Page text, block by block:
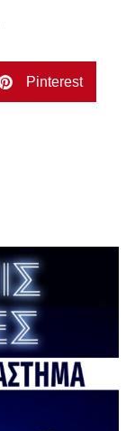
Pinterest